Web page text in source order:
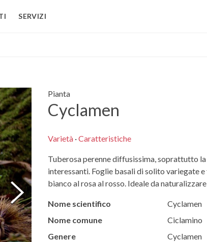
SERVIZI
Pianta
Cyclamen
Varietà·Caratteristiche
Tuberosa perenne diffusissima, soprattutto
interessanti. Foglie basali di solito variegate
bianco al rosa al rosso. Ideale da
Nome scientifico
Cyclamen
Nome comune
Ciclamino
Genere
Cyclamen